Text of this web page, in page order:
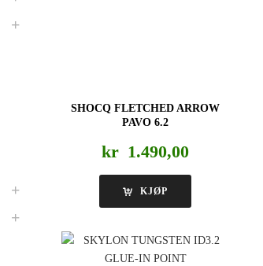
SHOCQ FLETCHED ARROW
PAVO 6.2
kr 1.490,00
KJØP